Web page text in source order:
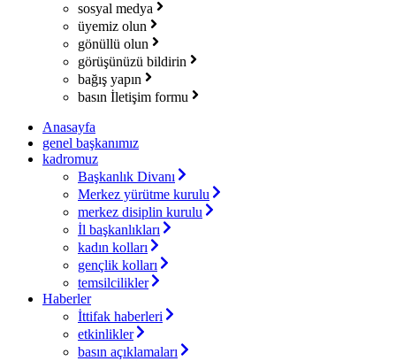
sosyal medya
üyemiz olun
gönüllü olun
görüşünüzü bildirin
bağış yapın
basın İletişim formu
Anasayfa
genel başkanımız
kadromuz
Başkanlık Divanı
Merkez yürütme kurulu
merkez disiplin kurulu
İl başkanlıkları
kadın kolları
gençlik kolları
temsilcilikler
Haberler
İttifak haberleri
etkinlikler
basın açıklamaları